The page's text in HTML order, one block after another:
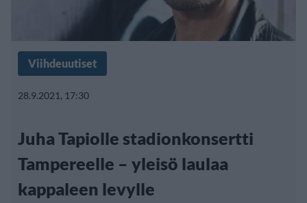
Viihdeuutiset
28.9.2021, 17:30
Juha Tapiolle stadionkonsertti
Tampereelle – yleisö laulaa
kappaleen levylle